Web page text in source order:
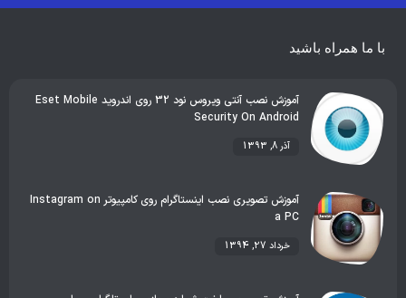
بهترین گجت ها
هوش مصنوعی رفع خطا و ارور
با ما همراه باشید
آموزش نصب آنتی ویروس نود 32 روی اندروید Eset Mobile
Security On Android
آذر 8, 1393
آموزش تصویری نصب اینستاگرام روی کامپیوتر Instagram on
a PC
خرداد 27, 1394